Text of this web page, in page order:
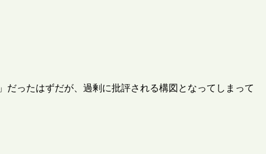
ったはずだが、過剰に批評される構図となってしまって